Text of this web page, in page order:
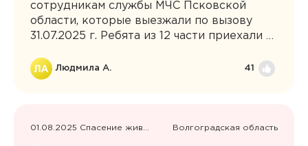
сотрудникам службы МЧС Псковской
области, которые выезжали по вызову
31.07.2025 г. Ребята из 12 части приехали к
слаженно, несмотря на трудности, пожар
устранили в кратчайшие сроки. Спасибо
Людмила А. 41
Волгоградская область